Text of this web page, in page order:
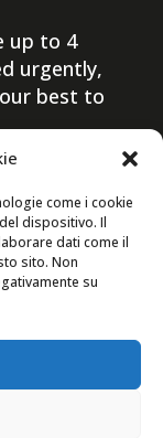
come i cookie
dispositivo. Il
dati come il
sito. Non
su
up to 4
urgently,
best to
di Besana
REA: MI-
S.r.l.